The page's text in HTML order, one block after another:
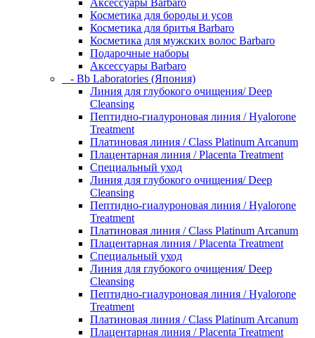
Аксессуары Barbaro
Косметика для бороды и усов
Косметика для бритья Barbaro
Косметика для мужских волос Barbaro
Подарочные наборы
Аксессуары Barbaro
- Bb Laboratories (Япония)
Линия для глубокого очищения/ Deep
Cleansing
Пептидно-гиалуроновая линия / Hyalorone
Treatment
Платиновая линия / Class Platinum Arcanum
Плацентарная линия / Placenta Treatment
Специальный уход
Линия для глубокого очищения/ Deep
Cleansing
Пептидно-гиалуроновая линия / Hyalorone
Treatment
Платиновая линия / Class Platinum Arcanum
Плацентарная линия / Placenta Treatment
Специальный уход
Линия для глубокого очищения/ Deep
Cleansing
Пептидно-гиалуроновая линия / Hyalorone
Treatment
Платиновая линия / Class Platinum Arcanum
Плацентарная линия / Placenta Treatment